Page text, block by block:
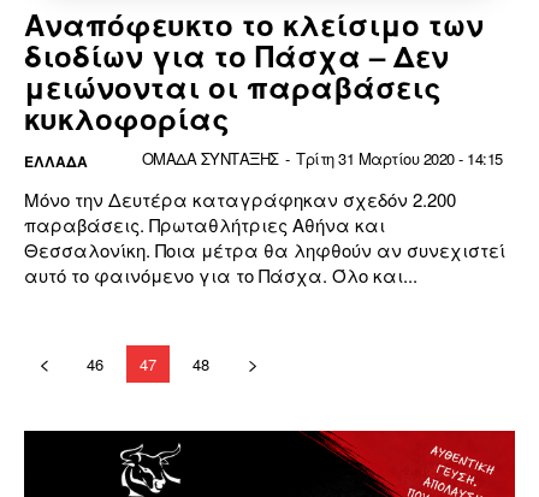
Αναπόφευκτο το κλείσιμο των
διοδίων για το Πάσχα – Δεν
μειώνονται οι παραβάσεις
κυκλοφορίας
ΕΛΛΆΔΑ ΟΜΑΔΑ ΣΥΝΤΑΞΗΣ - Τρίτη 31 Μαρτίου 2020 - 14:15
Μόνο την Δευτέρα καταγράφηκαν σχεδόν 2.200
παραβάσεις. Πρωταθλήτριες Αθήνα και
Θεσσαλονίκη. Ποια μέτρα θα ληφθούν αν συνεχιστεί
αυτό το φαινόμενο για το Πάσχα. Όλο και...
46 47 48